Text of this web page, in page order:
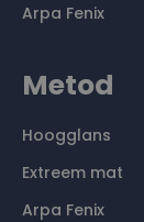
Arpa Fenix
Metod
Hoogglans
Extreem mat
Arpa Fenix